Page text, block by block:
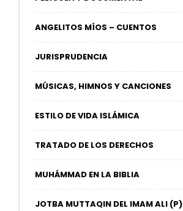
ANGELITOS MÍOS – CUENTOS
JURISPRUDENCIA
MÚSICAS, HIMNOS Y CANCIONES
ESTILO DE VIDA ISLÁMICA
TRATADO DE LOS DERECHOS
MUHÁMMAD EN LA BIBLIA
JOTBA MUTTAQIN DEL IMAM ALI (P)